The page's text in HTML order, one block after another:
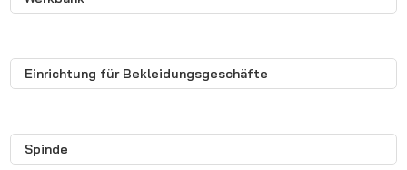
Einrichtung für Bekleidungsgeschäfte
Spinde